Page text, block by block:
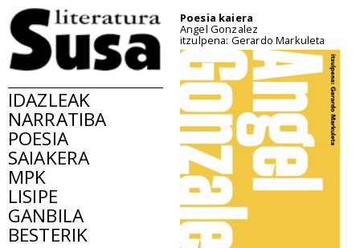
IDAZLEAK
NARRATIBA
POESIA
SAIAKERA
MPK
LISIPE
GANBILA
BESTERIK
Poesia kaiera
Angel Gonzalez
itzulpena: Gerardo Markuleta